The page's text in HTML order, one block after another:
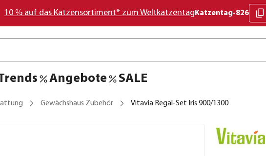
10 % auf das Katzensortiment* zum Weltkatzentag Katzentag-826
Angebote SALE
Gewächshaus Zubehör Vitavia Regal-Set Iris 900/1300